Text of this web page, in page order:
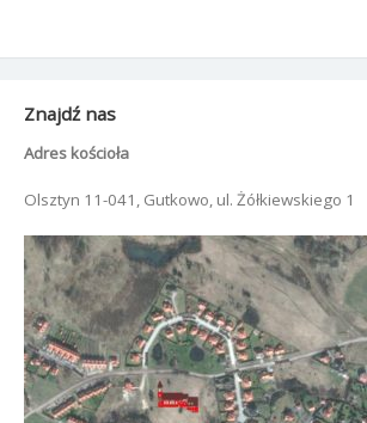
Znajdź nas
Adres kościoła
Olsztyn 11-041, Gutkowo, ul. Żółkiewskiego 1